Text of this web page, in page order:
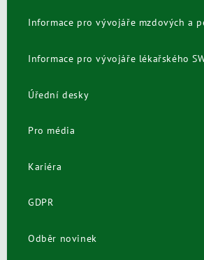
Informace pro vývojáře mzdových a
Informace pro vývojáře lékařského
Úřední desky
Pro média
Kariéra
GDPR
Odběr novinek